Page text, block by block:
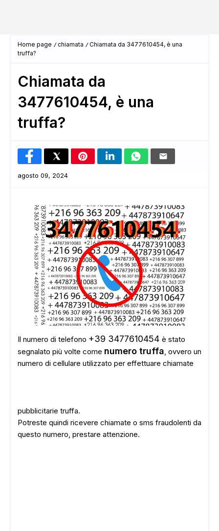
Home page chiamata
Chiamata da 3477610454, è una
truffa?
Chiamata da
3477610454, è una
truffa?
agosto 09, 2024
Il numero di telefono +39 3477610454 è stato
segnalato più volte come numero truffa, ovvero un
numero di cellulare utilizzato per effettuare chiamate
pubblicitarie truffa.
Potreste quindi ricevere chiamate o sms fraudolenti da
questo numero, prestare attenzione.